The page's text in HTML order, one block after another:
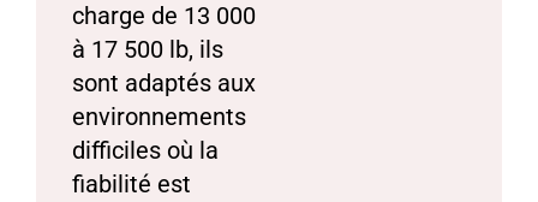
charge de 13 000
à 17 500 lb, ils
sont adaptés aux
environnements
difficiles où la
fiabilité est